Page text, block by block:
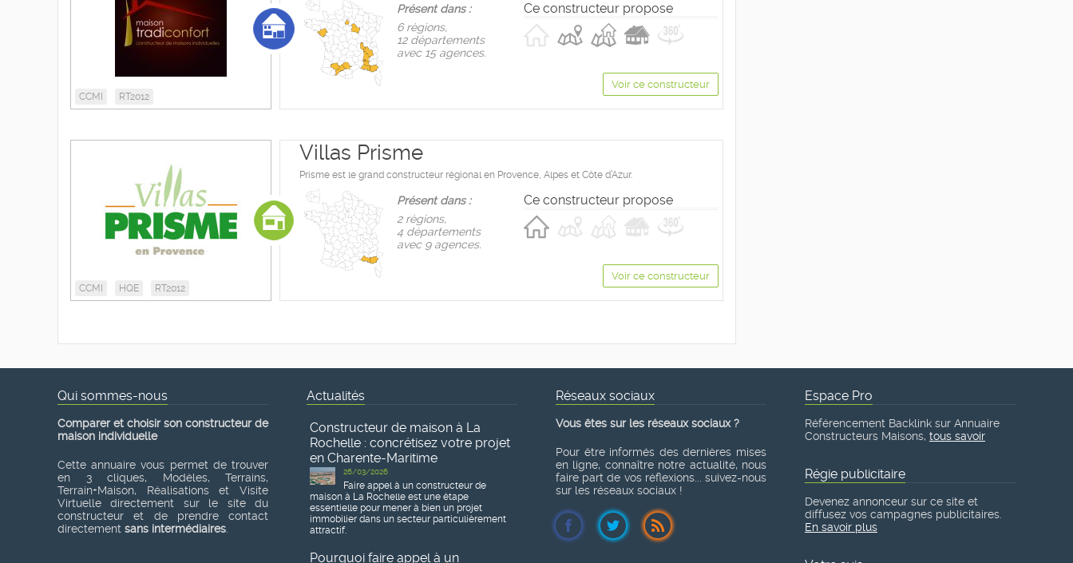
CCMI RT2012
Présent dans :
6 règions,
12 départements
avec 15 agences.
Ce constructeur propose
Voir ce constructeur
CCMI HQE RT2012
Villas Prisme
Prisme est le grand constructeur régional en Provence, Alpes et Côte d’Azur.
Présent dans :
2 règions,
4 départements
avec 9 agences.
Ce constructeur propose
Voir ce constructeur
Qui sommes-nous
Comparer et choisir son constructeur de
maison individuelle
Cette annuaire vous permet de trouver
en 3 cliques, Modèles, Terrains,
Terrain+Maison, Réalisations et Visite
Virtuelle directement sur le site du
constructeur et de prendre contact
directement sans intermédiaires
Actualités
Constructeur de maison à La
Rochelle : concrétisez votre projet
en Charente-Maritime
26/03/2026
Faire appel à un constructeur de
maison à La Rochelle est une étape
essentielle pour mener à bien un projet
immobilier dans un secteur particulièrement
attractif.
Pourquoi faire appel à un
Réseaux sociaux
Vous êtes sur les réseaux sociaux ?
Pour être informés des dernières mises
en ligne, connaître notre actualité, nous
faire part de vos réflexions... suivez-nous
sur les réseaux sociaux !
Espace Pro
Référencement Backlink sur Annuaire
Constructeurs Maisons, tous savoir
Régie publicitaire
Devenez annonceur sur ce site et
diffusez vos campagnes publicitaires.
En savoir plus